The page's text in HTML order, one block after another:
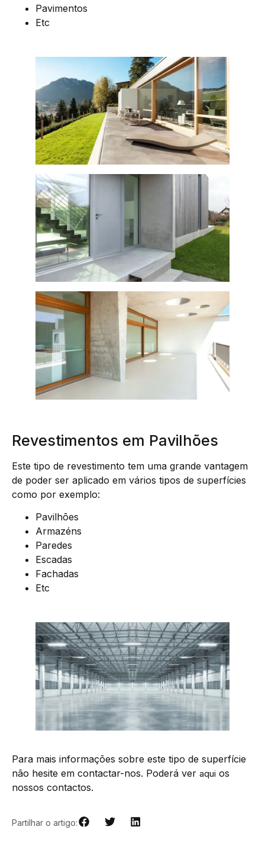
Pavimentos
Etc
Revestimentos em Pavilhões
Este tipo de revestimento tem uma grande vantagem
de poder ser aplicado em vários tipos de superfícies
como por exemplo:
Pavilhões
Armazéns
Paredes
Escadas
Fachadas
Etc
Para mais informações sobre este tipo de superfície
não hesite em contactar-nos. Poderá ver aqui os
nossos contactos.
Partilhar o artigo: